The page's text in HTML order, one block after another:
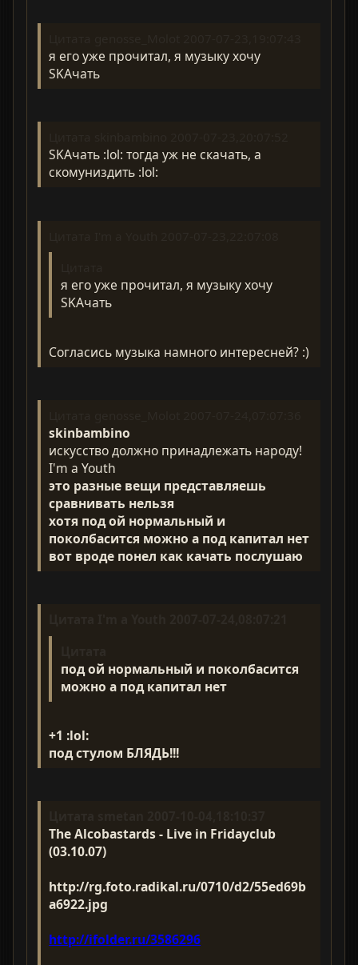
я его уже прочитал, я музыку хочу
SKAчать
SKAчать :lol: тогда уж не скачать, а
скомуниздить :lol:
я его уже прочитал, я музыку хочу
SKAчать
Согласись музыка намного интересней? :)
skinbambino
искусство должно принадлежать народу!
I'm a Youth
это разные вещи представляешь
сравнивать нельзя
хотя под ой нормальный и
поколбасится можно а под капитал нет
вот вроде понел как качать послушаю
под ой нормальный и поколбасится
можно а под капитал нет
+1 :lol:
под стулом БЛЯДЬ!!!
The Alcobastards - Live in Fridayclub
(03.10.07)
http://rg.foto.radikal.ru/0710/d2/55ed69b
a6922.jpg
http://ifolder.ru/3586296